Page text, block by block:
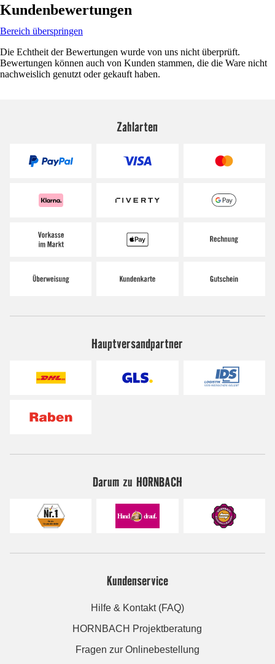
Kundenbewertungen
Bereich überspringen
Die Echtheit der Bewertungen wurde von uns nicht überprüft.
Bewertungen können auch von Kunden stammen, die die Ware nicht
nachweislich genutzt oder gekauft haben.
Zahlarten
Hauptversandpartner
Darum zu HORNBACH
Kundenservice
Hilfe & Kontakt (FAQ)
HORNBACH Projektberatung
Fragen zur Onlinebestellung